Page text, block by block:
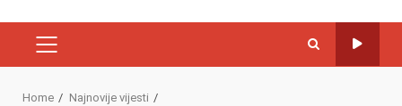
PRIMARY
Home
Najnovije vijesti